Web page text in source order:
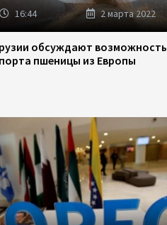
16:44 2 марта 2022
обсуждают возможность
пшеницы из Европы